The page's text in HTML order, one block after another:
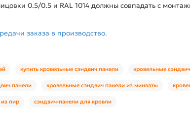
0.5/0.5 и RAL 1014 должны совпадать с
заказа в производство.
купить кровельные сэндвич панели кровельные
панели кровельные сэндвич панели из минваты
пир сэндвич-панели для кровли